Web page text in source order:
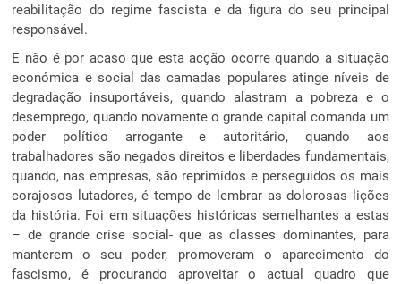
reabilitação do regime fascista e da figura do seu principal
responsável.
E não é por acaso que esta acção ocorre quando a situação
económica e social das camadas populares atinge níveis de
degradação insuportáveis, quando alastram a pobreza e o
desemprego, quando novamente o grande capital comanda um
poder político arrogante e autoritário, quando aos
trabalhadores são negados direitos e liberdades fundamentais,
quando, nas empresas, são reprimidos e perseguidos os mais
corajosos lutadores, é tempo de lembrar as dolorosas lições
da história. Foi em situações históricas semelhantes a estas
– de grande crise social- que as classes dominantes, para
manterem o seu poder, promoveram o aparecimento do
fascismo, é procurando aproveitar o actual quadro que